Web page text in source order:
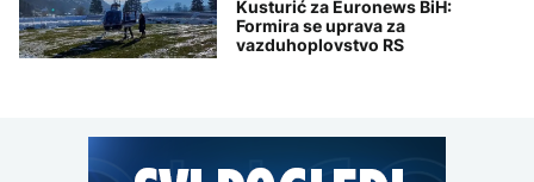
Kusturić za Euronews BiH:
Formira se uprava za
vazduhoplovstvo RS